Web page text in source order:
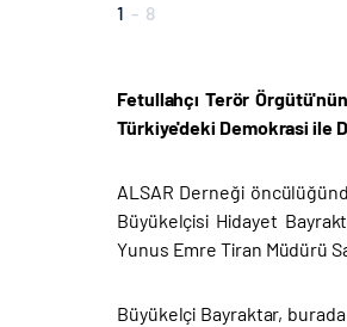
1 - 8
Fetullahçı Terör
Türkiye'deki Demokrasi ile
ALSAR Derneği
Büyükelçisi Hidayet
Yunus Emre Tiran Müdürü
Büyükelçi Bayraktar,